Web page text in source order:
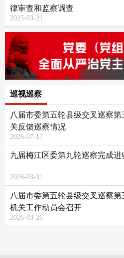
律审查和监察调查
2025-03-21
巡视巡察
八届市委第五轮县级交叉巡察
关反馈巡察情况
2026-07-17
九届梅江区委第九轮巡察完成进
2026-03-31
八届市委第五轮县级交叉巡察
机关工作动员会召开
2026-03-26